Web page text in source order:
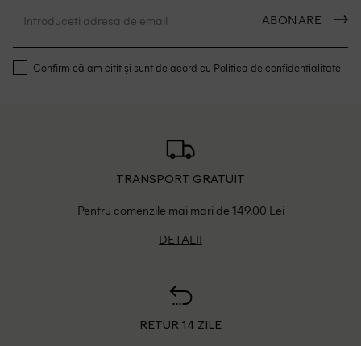
ABONARE
Confirm că am citit și sunt de acord cu Politica de confidentialitate
TRANSPORT GRATUIT
Pentru comenzile mai mari de 149.00 Lei
DETALII
RETUR 14 ZILE